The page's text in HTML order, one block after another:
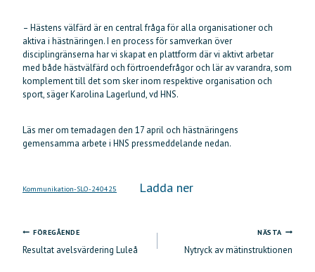
– Hästens välfärd är en central fråga för alla organisationer och
aktiva i hästnäringen. I en process för samverkan över
disciplingränserna har vi skapat en plattform där vi aktivt arbetar
med både hästvälfärd och förtroendefrågor och lär av varandra, som
komplement till det som sker inom respektive organisation och
sport, säger Karolina Lagerlund, vd HNS.
Läs mer om temadagen den 17 april och hästnäringens
gemensamma arbete i HNS pressmeddelande nedan.
Kommunikation-SLO-240425 Ladda ner
Inläggsnavigering
FÖREGÅENDE
Resultat avelsvärdering Luleå
NÄSTA
Nytryck av mätinstruktionen